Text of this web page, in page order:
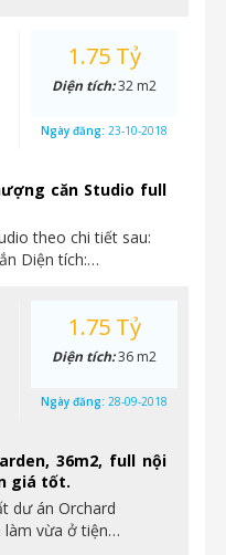
căn Studio full
theo chi tiết sau:
Diện tích:…
1.75 Tỷ
Diện tích:32 m2
Ngày đăng: 23-10-2018
36m2, full nội
giá tốt.
dư án Orchard
làm vừa ở tiện…
1.75 Tỷ
Diện tích:36 m2
Ngày đăng: 28-09-2018